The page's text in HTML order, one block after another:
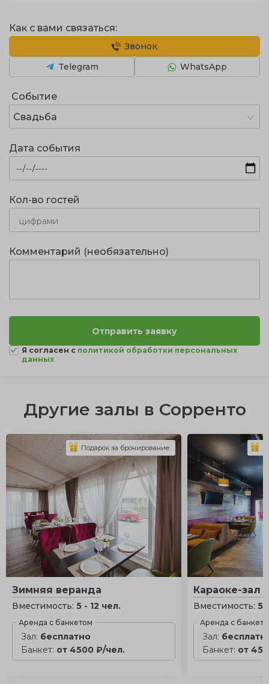
Событие
Свадьба
Дата события
Кол-во гостей
Как с вами связаться:
Звонок
WhatsApp
Telegram
Комментарий (необязательно)
Я согласен с политикой обработки персональных
данных
Другие залы в Сорренто
Зимняя веранда
Вместимость: 5 - 12 чел.
Аренда с банкетом
Зал: бесплатно
Банкет: от 4500 ₽/чел.
Подарок за бронирование
Караоке-зал
Вместимость:5
Аренда с
Зал:
Банкет: от